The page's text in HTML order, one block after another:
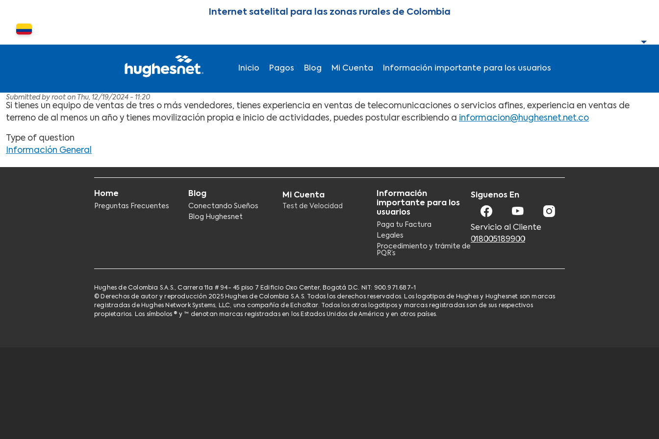
Internet satelital para las zonas rurales de Colombia
Cambiar país o región
Main navigation
Inicio Pagos Blog Mi Cuenta Información importante para los usuarios
Submitted by root on Thu, 12/19/2024 - 11:20
Si tienes un equipo de ventas de tres o más vendedores, tienes experiencia en ventas de telecomunicaciones o servicios afines, experiencia en ventas de
terreno de al menos un año y tienes movilización propia e inicio de actividades, puedes postular escribiendo a informacion@hughesnet.net.co
Type of question
Información General
Home
Preguntas Frecuentes
Blog
Conectando Sueños
Blog Hughesnet
Mi Cuenta
Test de Velocidad
Información
importante para los
usuarios
Paga tu Factura
Legales
Procedimiento y trámite de
PQR’s
Siguenos En
Servicio al Cliente
018005189900
Hughes de Colombia S.A.S., Carrera 11a # 94- 45 piso 7 Edificio Oxo Center, Bogotá D.C. NIT: 900.971.687-1
© Derechos de autor y reproducción 2025 Hughes de Colombia S.A.S. Todos los derechos reservados. Los logotipos de Hughes y Hughesnet son marcas
registradas de Hughes Network Systems, LLC, una compañía de EchoStar. Todos los otros logotipos y marcas registradas son de sus respectivos
propietarios. Los símbolos ® y ™ denotan marcas registradas en los Estados Unidos de América y en otros países.